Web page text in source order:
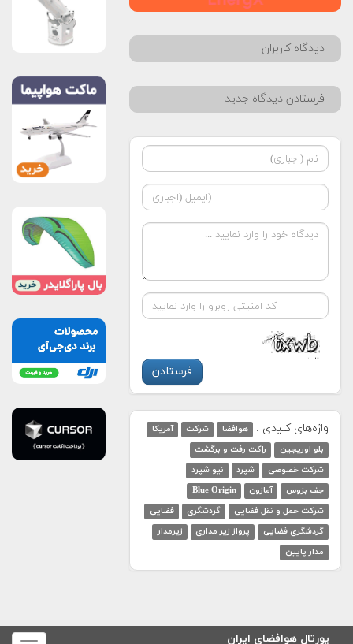
دیدگاه کاربران
فرستادن دیدگاه جدید
واژه‌های کلیدی : هوافضا شرکت
آمریکا
بلو اوریجین
راکت رفت و برگشت
شرکت خصوصی
شپرد
نیو شپرد
جف بزوس
آمازون
Blue Origin
شرکت حمل و نقل فضایی
گردشگری
فضایی
گردشگری فضایی
پرواز زیر مداری
زیرمدار
مدار پایین
پورتال هوافضای ایران